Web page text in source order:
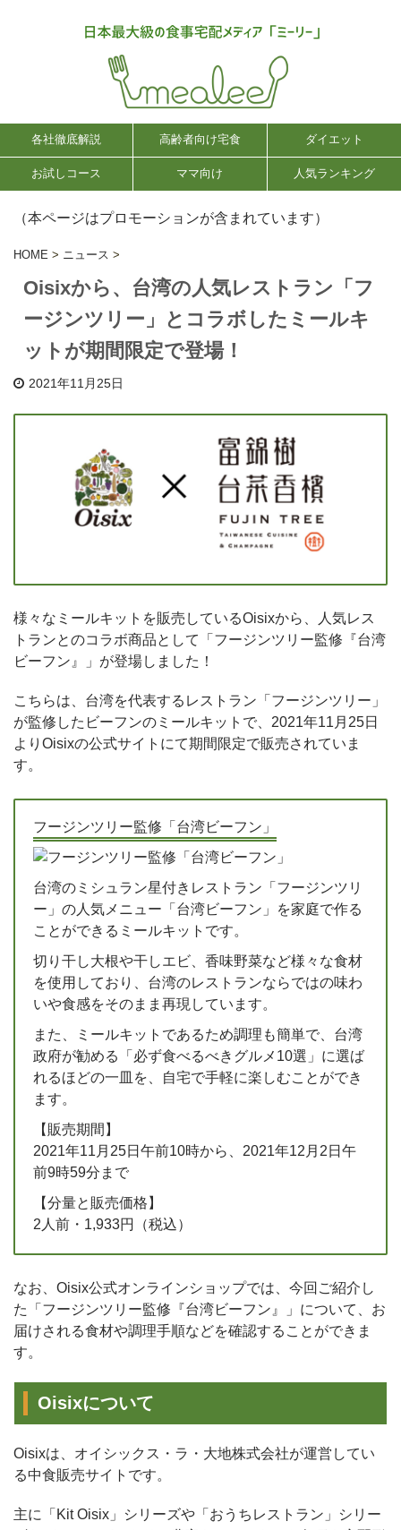
各社徹底解説 高齢者向け宅食 ダイエット
お試しコース ママ向け 人気ランキング
（本ページはプロモーションが含まれています）
HOME > ニュース >
Oisixから、台湾の人気レストラン「フ
ージンツリー」とコラボしたミールキ
ットが期間限定で登場！
2021年11月25日
様々なミールキットを販売しているOisixから、人気レス
トランとのコラボ商品として「フージンツリー監修『台湾
ビーフン』」が登場しました！
こちらは、台湾を代表するレストラン「フージンツリー」
が監修したビーフンのミールキットで、2021年11月25日
よりOisixの公式サイトにて期間限定で販売されていま
す。
フージンツリー監修「台湾ビーフン」
台湾のミシュラン星付きレストラン「フージンツリ
ー」の人気メニュー「台湾ビーフン」を家庭で作る
ことができるミールキットです。
切り干し大根や干しエビ、香味野菜など様々な食材
を使用しており、台湾のレストランならではの味わ
いや食感をそのまま再現しています。
また、ミールキットであるため調理も簡単で、台湾
政府が勧める「必ず食べるべきグルメ10選」に選ば
れるほどの一皿を、自宅で手軽に楽しむことができ
ます。
【販売期間】
2021年11月25日午前10時から、2021年12月2日午
前9時59分まで
【分量と販売価格】
2人前・1,933円（税込）
なお、Oisix公式オンラインショップでは、今回ご紹介し
た「フージンツリー監修『台湾ビーフン』」について、お
届けされる食材や調理手順などを確認することができま
す。
Oisixについて
Oisixは、オイシックス・ラ・大地株式会社が運営してい
る中食販売サイトです。
主に「Kit Oisix」シリーズや「おうちレストラン」シリー